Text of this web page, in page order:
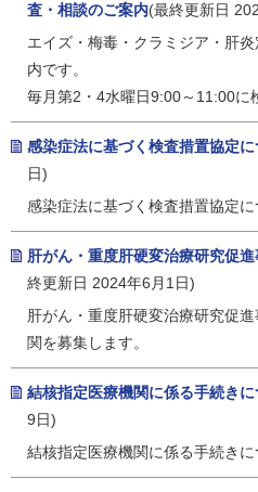
査・相談のご案内(最終更新日
エイズ・梅毒・クラミジア・肝
内です。
毎月第2・4水曜日9:00～11:00に
感染症法に基づく検査措置協定に
日)
感染症法に基づく検査措置協定に
肝がん・重度肝硬変治療研究促
終更新日 2024年6月1日)
肝がん・重度肝硬変治療研究促
関を募集します。
結核指定医療機関に係る手続きに
9日)
結核指定医療機関に係る手続きに